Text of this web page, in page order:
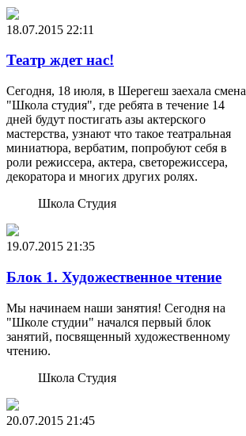
18.07.2015 22:11
Театр ждет нас!
Сегодня, 18 июля, в Шерегеш заехала смена
"Школа студия", где ребята в течение 14
дней будут постигать азы актерского
мастерства, узнают что такое театральная
миниатюра, вербатим, попробуют себя в
роли режиссера, актера, светорежиссера,
декоратора и многих других ролях.
Школа Студия
19.07.2015 21:35
Блок 1. Художественное чтение
Мы начинаем наши занятия! Сегодня на
"Школе студии" начался первый блок
занятий, посвященный художественному
чтению.
Школа Студия
20.07.2015 21:45